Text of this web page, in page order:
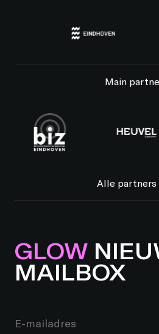
Main
Alle partners
GLOW
MAILBOX